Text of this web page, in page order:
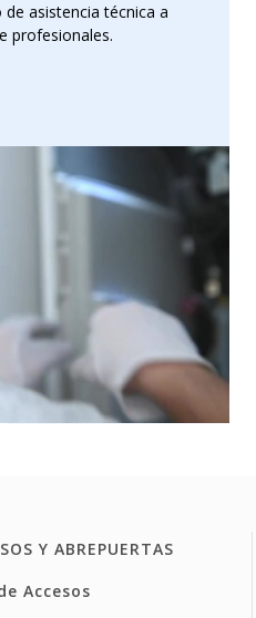
asistencia técnica a
profesionales.
Y ABREPUERTAS
Accesos